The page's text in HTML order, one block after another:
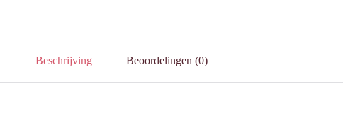
Beschrijving Beoordelingen (0)